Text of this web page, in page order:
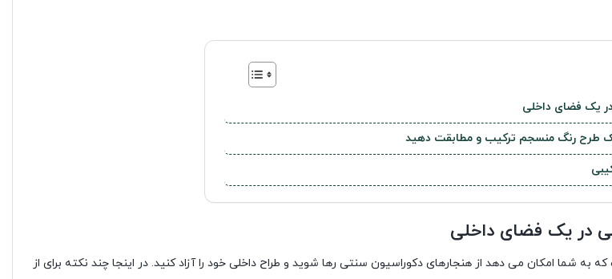
یک فضای داخلی
یک طرح رنگ منسجم ترکیب و مطابقت دهید
در یک فضای داخلی
شما امکان می دهد از هنجارهای دکوراسیون سنتی رها شوید و طراح داخلی خود را آزاد کنید. در اینجا چند نکته برای از